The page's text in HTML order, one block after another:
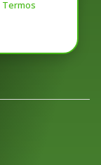
Termos